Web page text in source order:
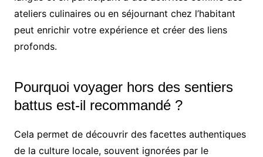
ateliers culinaires ou en séjournant chez l’habitant
peut enrichir votre expérience et créer des liens
profonds.
Pourquoi voyager hors des sentiers
battus est-il recommandé ?
Cela permet de découvrir des facettes authentiques
de la culture locale, souvent ignorées par le